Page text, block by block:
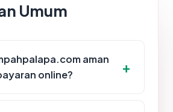
Umum
aman
online?